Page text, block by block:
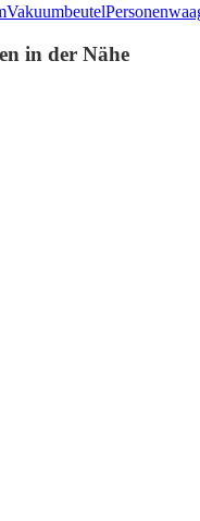
Vakuumbeutel
in der Nähe